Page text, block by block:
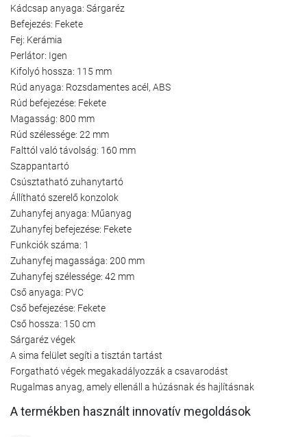
Kádcsap anyaga: Sárgaréz
Befejezés: Fekete
Fej: Kerámia
Perlátor: Igen
Kifolyó hossza: 115 mm
Rúd anyaga: Rozsdamentes acél, ABS
Rúd befejezése: Fekete
Magasság: 800 mm
Rúd szélessége: 22 mm
Falttól való távolság: 160 mm
Szappantartó
Csúsztatható zuhanytartó
Állítható szerelő konzolok
Zuhanyfej anyaga: Műanyag
Zuhanyfej befejezése: Fekete
Funkciók száma: 1
Zuhanyfej magassága: 200 mm
Zuhanyfej szélessége: 42 mm
Cső anyaga: PVC
Cső befejezése: Fekete
Cső hossza: 150 cm
Sárgaréz végek
A sima felület segíti a tisztán tartást
Forgatható végek megakadályozzák a csavarodást
Rugalmas anyag, amely ellenáll a húzásnak és hajlításnak
A termékben használt innovatív megoldások